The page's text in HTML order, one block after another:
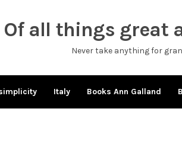
Of all things great
Never take anything for
Italy Books Ann Galland